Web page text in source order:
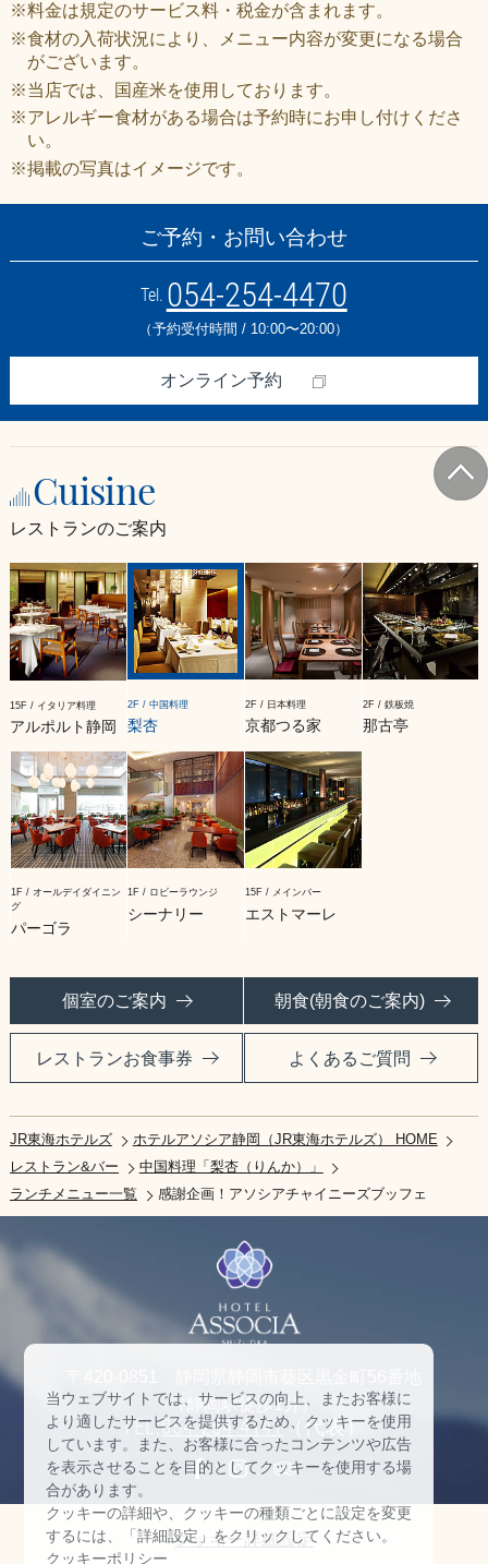
※料金は規定のサービス料・税金が含まれます。
※食材の入荷状況により、メニュー内容が変更になる場合
がございます。
※当店では、国産米を使用しております。
※アレルギー食材がある場合は予約時にお申し付けくださ
い。
※掲載の写真はイメージです。
ご予約・お問い合わせ
Tel. 054-254-4470
（予約受付時間 / 10:00〜20:00）
オンライン予約
Cuisine
レストランのご案内
15F / イタリア料理
アルポルト静岡
2F / 中国料理
梨杏
2F / 日本料理
京都つる家
2F / 鉄板焼
那古亭
1F / オールデイダイニン
グ
パーゴラ
1F / ロビーラウンジ
シーナリー
15F / メインバー
エストマーレ
個室のご案内 朝食(朝食のご案内)
レストランお食事券 よくあるご質問
JR東海ホテルズ
ホテルアソシア静岡（JR東海ホテルズ） HOME
レストラン&バー
中国料理「梨杏（りんか）」
ランチメニュー一覧
感謝企画！アソシアチャイニーズブッフェ
（静岡駅徒歩1分）
TEL:054-254-4141（代表）
クッキー詳細設定
当ウェブサイトでは、サービスの向上、またお客様に
より適したサービスを提供するため、クッキーを使用
しています。また、お客様に合ったコンテンツや広告
を表示させることを目的としてクッキーを使用する場
合があります。
クッキーの詳細や、クッキーの種類ごとに設定を変更
するには、「詳細設定」をクリックしてください。
クッキーポリシー